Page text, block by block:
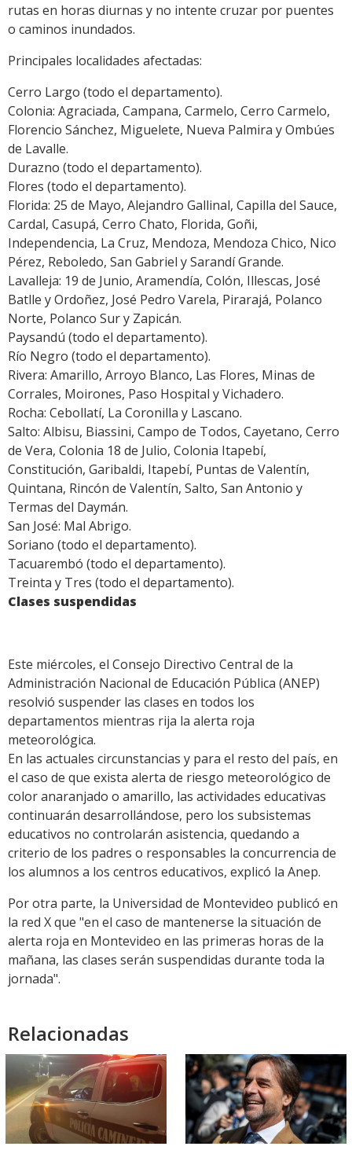
rutas en horas diurnas y no intente cruzar por puentes
o caminos inundados.
Principales localidades afectadas:
Cerro Largo (todo el departamento).
Colonia: Agraciada, Campana, Carmelo, Cerro Carmelo,
Florencio Sánchez, Miguelete, Nueva Palmira y Ombúes
de Lavalle.
Durazno (todo el departamento).
Flores (todo el departamento).
Florida: 25 de Mayo, Alejandro Gallinal, Capilla del Sauce,
Cardal, Casupá, Cerro Chato, Florida, Goñi,
Independencia, La Cruz, Mendoza, Mendoza Chico, Nico
Pérez, Reboledo, San Gabriel y Sarandí Grande.
Lavalleja: 19 de Junio, Aramendía, Colón, Illescas, José
Batlle y Ordoñez, José Pedro Varela, Pirarajá, Polanco
Norte, Polanco Sur y Zapicán.
Paysandú (todo el departamento).
Río Negro (todo el departamento).
Rivera: Amarillo, Arroyo Blanco, Las Flores, Minas de
Corrales, Moirones, Paso Hospital y Vichadero.
Rocha: Cebollatí, La Coronilla y Lascano.
Salto: Albisu, Biassini, Campo de Todos, Cayetano, Cerro
de Vera, Colonia 18 de Julio, Colonia Itapebí,
Constitución, Garibaldi, Itapebí, Puntas de Valentín,
Quintana, Rincón de Valentín, Salto, San Antonio y
Termas del Daymán.
San José: Mal Abrigo.
Soriano (todo el departamento).
Tacuarembó (todo el departamento).
Treinta y Tres (todo el departamento).
Clases suspendidas
Este miércoles, el Consejo Directivo Central de la
Administración Nacional de Educación Pública (ANEP)
resolvió suspender las clases en todos los
departamentos mientras rija la alerta roja
meteorológica.
En las actuales circunstancias y para el resto del país, en
el caso de que exista alerta de riesgo meteorológico de
color anaranjado o amarillo, las actividades educativas
continuarán desarrollándose, pero los subsistemas
educativos no controlarán asistencia, quedando a
criterio de los padres o responsables la concurrencia de
los alumnos a los centros educativos, explicó la Anep.
Por otra parte, la Universidad de Montevideo publicó en
la red X que "en el caso de mantenerse la situación de
alerta roja en Montevideo en las primeras horas de la
mañana, las clases serán suspendidas durante toda la
jornada".
Relacionadas